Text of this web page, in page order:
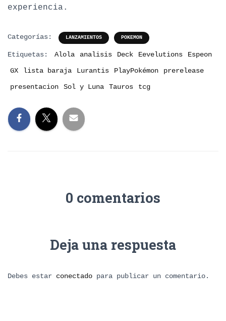
experiencia.
Categorías: LANZAMIENTOS POKEMON
Etiquetas: Alola analisis Deck Eevelutions
Espeon
GX
lista baraja Lurantis PlayPokémon
prerelease
presentacion
Sol y Luna Tauros tcg
0 comentarios
Deja una respuesta
Debes estar conectado para publicar un comentario.